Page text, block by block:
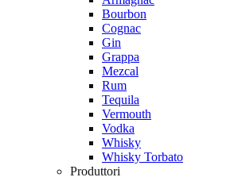
Bourbon
Cognac
Gin
Grappa
Mezcal
Rum
Tequila
Vermouth
Vodka
Whisky
Whisky Torbato
Produttori